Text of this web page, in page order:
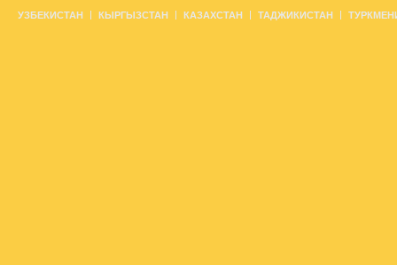
УЗБЕКИСТАН КЫРГЫЗСТАН КАЗАХСТАН ТАДЖИКИСТАН